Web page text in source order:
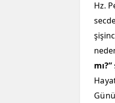
Hz.
mı?”